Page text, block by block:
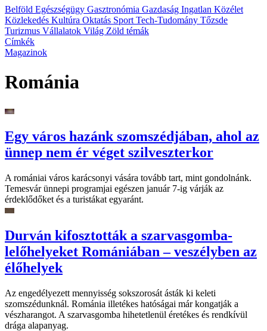
Belföld Egészségügy Gasztronómia Gazdaság Ingatlan Közélet
Közlekedés Kultúra Oktatás Sport Tech-Tudomány Tőzsde
Turizmus Vállalatok Világ Zöld témák
Címkék
Magazinok
Románia
Egy város hazánk szomszédjában, ahol az
ünnep nem ér véget szilveszterkor
A romániai város karácsonyi vására tovább tart, mint gondolnánk.
Temesvár ünnepi programjai egészen január 7-ig várják az
érdeklődőket és a turistákat egyaránt.
Durván kifosztották a szarvasgomba-
lelőhelyeket Romániában – veszélyben az
élőhelyek
Az engedélyezett mennyisség sokszorosát ásták ki keleti
szomszédunknál. Románia illetékes hatóságai már kongatják a
vészharangot. A szarvasgomba hihetetlenül éretékes és rendkívül
drága alapanyag.